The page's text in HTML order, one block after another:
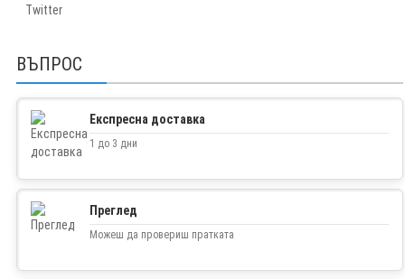
Twitter
ВЪПРОС
Експресна доставка
1 до 3 дни
Преглед
Можеш да провериш пратката